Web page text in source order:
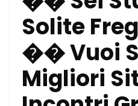
Solite
�� Vuoi
Migliori